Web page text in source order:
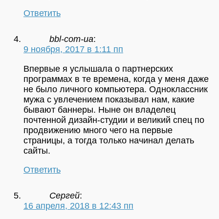
Ответить
bbl-com-ua:
9 ноября, 2017 в 1:11 пп
Впервые я услышала о партнерских
программах в те времена, когда у меня даже
не было личного компьютера. Одноклассник
мужа с увлечением показывал нам, какие
бывают баннеры. Ныне он владелец
почтенной дизайн-студии и великий спец по
продвижению много чего на первые
страницы, а тогда только начинал делать
сайты.
Ответить
Сергей:
16 апреля, 2018 в 12:43 пп